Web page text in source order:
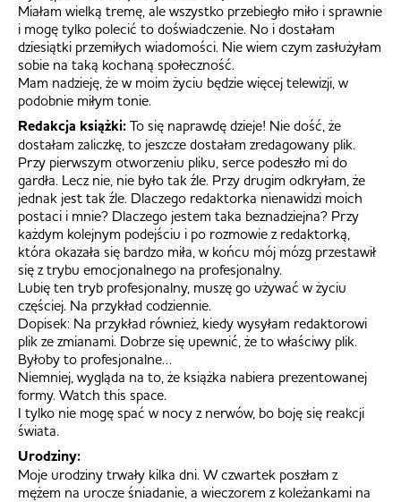
Miałam wielką tremę, ale wszystko przebiegło miło i sprawnie
i mogę tylko polecić to doświadczenie. No i dostałam
dziesiątki przemiłych wiadomości. Nie wiem czym zasłużyłam
sobie na taką kochaną społeczność.
Mam nadzieję, że w moim życiu będzie więcej telewizji, w
podobnie miłym tonie.
Redakcja książki: To się naprawdę dzieje! Nie dość, że
dostałam zaliczkę, to jeszcze dostałam zredagowany plik.
Przy pierwszym otworzeniu pliku, serce podeszło mi do
gardła. Lecz nie, nie było tak źle. Przy drugim odkryłam, że
jednak jest tak źle. Dlaczego redaktorka nienawidzi moich
postaci i mnie? Dlaczego jestem taka beznadziejna? Przy
każdym kolejnym podejściu i po rozmowie z redaktorką,
która okazała się bardzo miła, w końcu mój mózg przestawił
się z trybu emocjonalnego na profesjonalny.
Lubię ten tryb profesjonalny, muszę go używać w życiu
częściej. Na przykład codziennie.
Dopisek: Na przykład również, kiedy wysyłam redaktorowi
plik ze zmianami. Dobrze się upewnić, że to właściwy plik.
Byłoby to profesjonalne…
Niemniej, wygląda na to, że książka nabiera prezentowanej
formy. Watch this space.
I tylko nie mogę spać w nocy z nerwów, bo boję się reakcji
świata.
Urodziny:
Moje urodziny trwały kilka dni. W czwartek poszłam z
mężem na urocze śniadanie, a wieczorem z koleżankami na